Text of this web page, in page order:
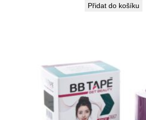
Přidat do košíku